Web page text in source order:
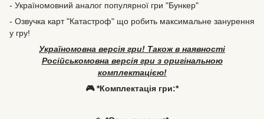
- Україномовний аналог популярної гри "Бункер"
- Озвучка карт "Катастроф" що робить максимальне занурення
у гру!
Україномовна версія гри! Також в наявності
Російськомовна версія гри з оригінальною
комплектацією!
🎮 *Комплектація гри:*